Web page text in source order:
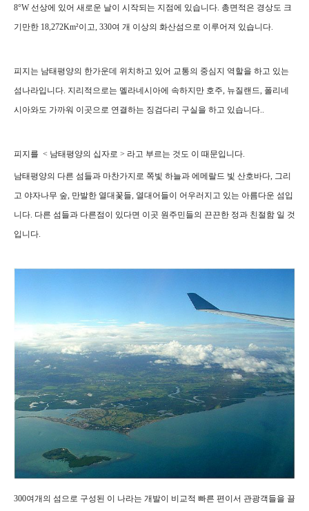
8°W 선상에 있어 새로운 날이 시작되는 지점에 있습니다. 총면적은 경상도 크
기만한 18,272Km²이고, 330여 개 이상의 화산섬으로 이루어져 있습니다.
피지는 남태평양의 한가운데 위치하고 있어 교통의 중심지 역할을 하고 있는
섬나라입니다. 지리적으로는 멜라네시아에 속하지만 호주, 뉴질랜드, 폴리네
시아와도 가까워 이곳으로 연결하는 징검다리 구실을 하고 있습니다..
피지를 < 남태평양의 십자로 > 라고 부르는 것도 이 때문입니다.
남태평양의 다른 섬들과 마찬가지로 쪽빛 하늘과 에메랄드 빛 산호바다, 그리
고 야자나무 숲, 만발한 열대꽃들, 열대어들이 어우러지고 있는 아름다운 섬입
니다. 다른 섬들과 다른점이 있다면 이곳 원주민들의 끈끈한 정과 친절함 일 것
입니다.
300여개의 섬으로 구성된 이 나라는 개발이 비교적 빠른 편이서 관광객들을 끌